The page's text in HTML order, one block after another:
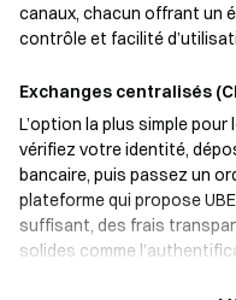
canaux, chacun offrant un
contrôle et facilité
Exchanges centralisés
L’option la plus simple
vérifiez votre identité,
bancaire, puis passez un
plateforme qui propose
suffisant, des frais
solides comme